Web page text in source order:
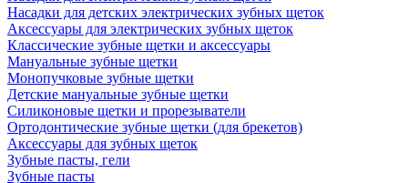
Насадки для детских электрических зубных щеток
Аксессуары для электрических зубных щеток
Классические зубные щетки и аксессуары
Мануальные зубные щетки
Монопучковые зубные щетки
Детские мануальные зубные щетки
Силиконовые щетки и прорезыватели
Ортодонтические зубные щетки (для брекетов)
Аксессуары для зубных щеток
Зубные пасты, гели
Зубные пасты